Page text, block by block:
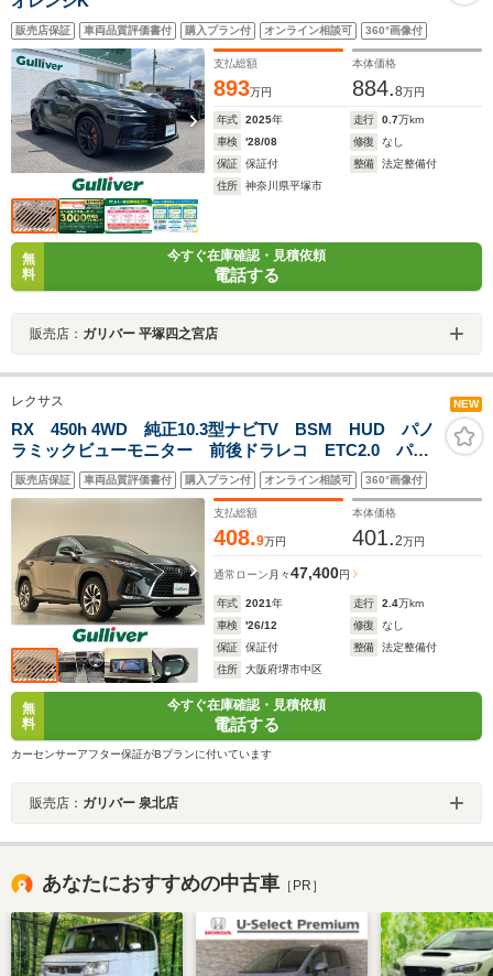
販売店保証 車両品質評価書付 購入プラン付 オンライン相談可 360°画像付
支払総額
893万円
本体価格
884.8万円
年式 2025年 走行 0.7万km
車検
'28/08 修復
なし
保証
保証付 整備
法定整備付
住所
神奈川県平塚市
無
料
今すぐ在庫確認・見積依頼
電話する
販売店： ガリバー 平塚四之宮店
レクサス NEW
RX 450h 4WD 純正10.3型ナビTV BSM HUD パノ
ラミックビューモニター 前後ドラレコ ETC2.0 パワ
ーシート 電動リア LED 純正18インチAW 純正フロ
アマット パドルシフト スマートキー 禁煙車
販売店保証 車両品質評価書付 購入プラン付 オンライン相談可 360°画像付
支払総額
408.9万円
本体価格
401.2万円
通常ローン 月々47,400円
年式 2021年 走行 2.4万km
車検
'26/12 修復
なし
保証
保証付 整備
法定整備付
住所
大阪府堺市中区
無
料
今すぐ在庫確認・見積依頼
電話する
カーセンサーアフター保証がBプランに付いています
販売店： ガリバー 泉北店
あなたにおすすめの中古車 ［PR］